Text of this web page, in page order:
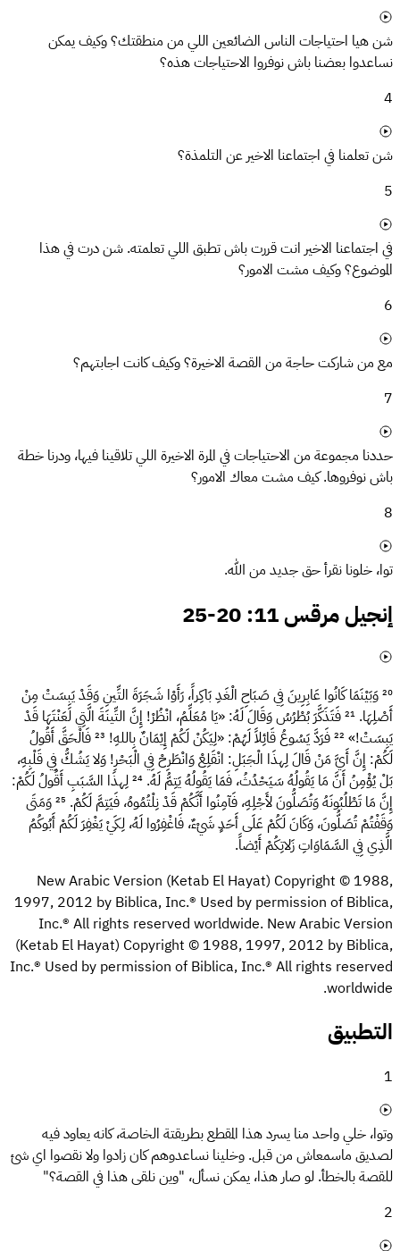
شن هيا احتياجات الناس الضائعين اللي من منطقتك؟ وكيف يمكن
نساعدوا بعضنا باش نوفروا الاحتياجات هذه؟
4
شن تعلمنا في اجتماعنا الاخير عن التلمذة؟
5
في اجتماعنا الاخير انت قررت باش تطبق اللي تعلمته. شن درت في هذا
الموضوع؟ وكيف مشت الامور؟
6
مع من شاركت حاجة من القصة الاخيرة؟ وكيف كانت اجابتهم؟
7
حددنا مجموعة من الاحتياجات في المرة الاخيرة اللي تلاقينا فيها، ودرنا خطة
باش نوفروها. كيف مشت معاك الامور؟
8
توا، خلونا نقرأ حق جديد من الله.
إنجيل مرقس 11: 20-25
²⁰وَبَيْنَمَا كَانُوا عَابِرِينَ فِي صَبَاحِ الْغَدِ بَاكِراً، رَأَوْا شَجَرَةَ التِّينِ وَقَدْ يَبِسَتْ مِنْ
أَصْلِهَا. ²¹فَتَذَكَّرَ بُطْرُسُ وَقَالَ لَهُ: «يَا مُعَلِّمُ، انْظُرْ! إِنَّ التِّينَةَ الَّتِي لَعَنْتَهَا قَدْ
يَبِسَتْ!» ²²فَرَدَّ يَسُوعُ قَائِلاً لَهُمْ: «لِيَكُنْ لَكُمْ إِيْمَانٌ بِاللهِ! ²³فَالْحَقَّ أَقُولُ
لَكُمْ: إِنَّ أَيَّ مَنْ قَالَ لِهذَا الْجَبَلِ: انْقَلِعْ وَانْطَرِحْ فِي الْبَحْرِ! وَلا يَشُكُّ فِي قَلْبِهِ،
بَلْ يُؤْمِنُ أَنَّ مَا يَقُولُهُ سَيَحْدُثُ، فَمَا يَقُولُهُ يَتِمُّ لَهُ. ²⁴لِهذَا السَّبَبِ أَقُولُ لَكُمْ:
إِنَّ مَا تَطْلُبُونَهُ وَتُصَلُّونَ لأَجْلِهِ، فَآمِنُوا أَنَّكُمْ قَدْ نِلْتُمُوهُ، فَيَتِمَّ لَكُمْ. ²⁵وَمَتَى
وَقَفْتُمْ تُصَلُّونَ، وَكَانَ لَكُمْ عَلَى أَحَدٍ شَيْءٌ، فَاغْفِرُوا لَهُ، لِكَيْ يَغْفِرَ لَكُمْ أَبُوكُمُ
الَّذِي فِي السَّمَاوَاتِ زَلاتِكُمْ أَيْضاً.
New Arabic Version (Ketab El Hayat) Copyright © 1988,
1997, 2012 by Biblica, Inc.®‎ Used by permission of Biblica,
Inc.® All rights reserved worldwide. New Arabic Version
(Ketab El Hayat) Copyright © 1988, 1997, 2012 by Biblica,
Inc.® Used by permission of Biblica, Inc.® All rights reserved
worldwide.
التطبيق
1
وتوا، خلي واحد منا يسرد هذا المقطع بطريقتة الخاصة، كانه يعاود فيه
لصديق ماسمعاش من قبل. وخلينا نساعدوهم كان زادوا ولا نقصوا اي شئ
للقصة بالخطأ. لو صار هذا، يمكن نسأل، "وين نلقى هذا في القصة؟"
2